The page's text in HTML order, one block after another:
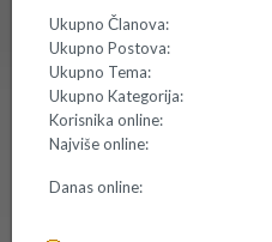
Ukupno Članova:
Ukupno Postova:
Ukupno Tema:
Ukupno Kategorija:
Korisnika online:
Najviše online:
Danas online: